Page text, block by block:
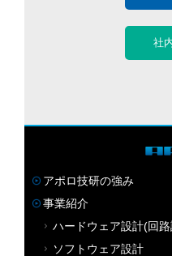
社
アポロ技研の強み
事業紹介
ハードウェア設計(回
ソフトウェア設計